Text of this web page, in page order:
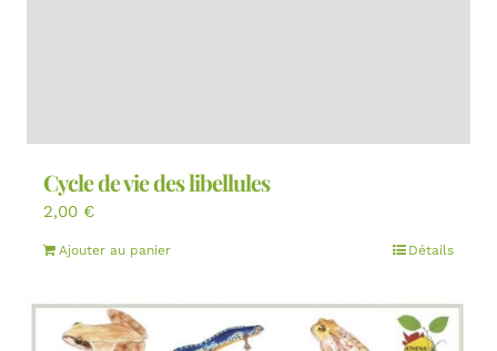
Cycle de vie des libellules
2,00 €
Ajouter au panier Détails